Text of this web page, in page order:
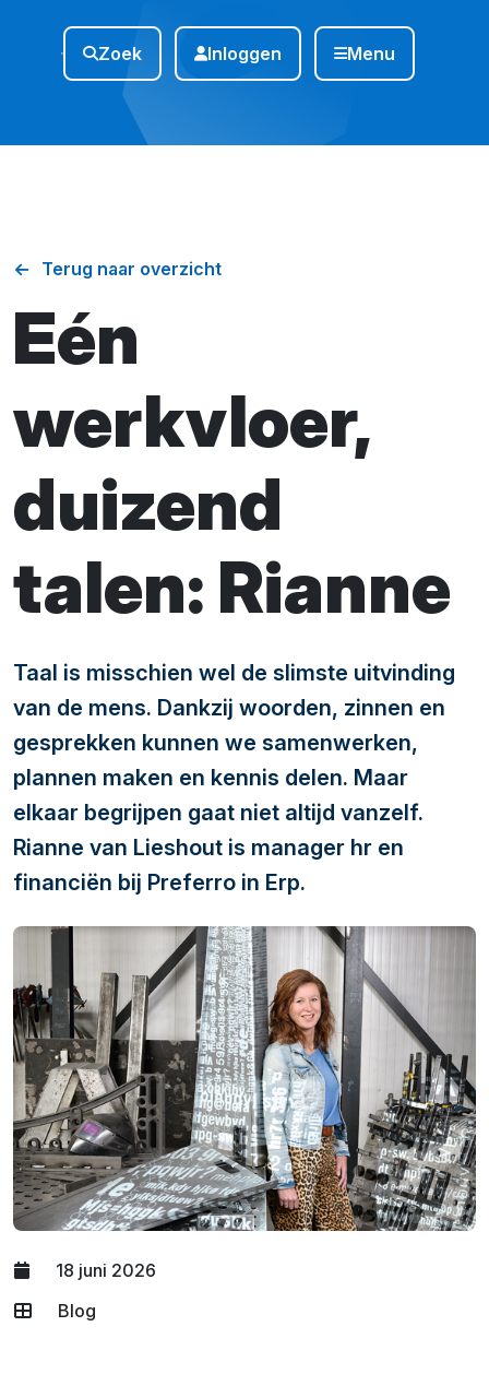
Zoek Inloggen Menu
Terug naar overzicht
Eén
werkvloer,
duizend
talen: Rianne
Taal is misschien wel de slimste uitvinding
van de mens. Dankzij woorden, zinnen en
gesprekken kunnen we samenwerken,
plannen maken en kennis delen. Maar
elkaar begrijpen gaat niet altijd vanzelf.
Rianne van Lieshout is manager hr en
financiën bij Preferro in Erp.
18 juni 2026
Blog